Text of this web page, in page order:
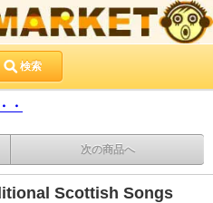
検索
・
次の商品へ
Scottish Songs